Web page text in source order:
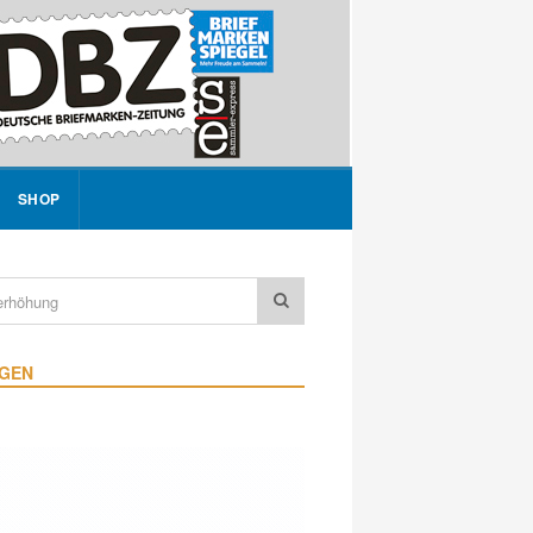
SHOP